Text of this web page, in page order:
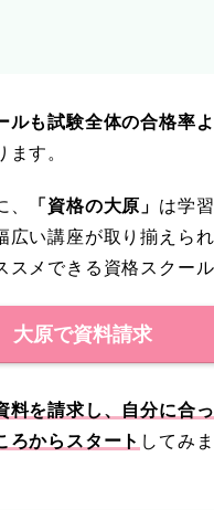
ルも試験全体の合格率
ます。
「資格の大原」 は学
広い講座が取り揃えら
スメできる資格スクール
大原で資料請求
料を請求し、自分に合
ろからスタート してみ